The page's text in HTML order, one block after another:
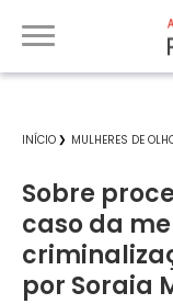
INÍCIO MULHERES DE
Sobre
caso da
por Soraia